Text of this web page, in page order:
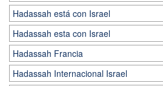
Hadassah está con Israel
Hadassah esta con Israel
Hadassah Francia
Hadassah Internacional Israel